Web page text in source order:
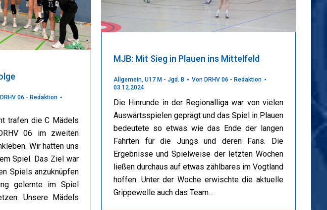
MJB: Mit Sieg in Plauen ins Mittelfeld
Allgemein, U17 M - Jgd. B Von DRHV 06 - Redaktion
03.12.2024
Die Hinrunde in der Regionalliga war von vielen
Auswärtsspielen geprägt und das Spiel in Plauen
bedeutete so etwas wie das Ende der langen
Fahrten für die Jungs und deren Fans. Die
Ergebnisse und Spielweise der letzten Wochen
ließen durchaus auf etwas zählbares im Vogtland
hoffen. Unter der Woche erwischte die aktuelle
Grippewelle auch das Team…
DRHV 06 - Redaktion
trafen die C Mädels
06 im zweiten
Wir hatten uns
Spiel. Das Ziel war
Spiels anzuknüpfen
gelernte im Spiel
Unsere Mädels